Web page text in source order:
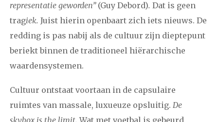
representatie geworden” (Guy Debord). Dat is geen
tragiek. Juist hierin openbaart zich iets nieuws. De
redding is pas nabij als de cultuur zijn dieptepunt
beriekt binnen de traditioneel hiërarchische
waardensystemen.
Cultuur ontstaat voortaan in de capsulaire
ruimtes van massale, luxueuze opsluitig. De